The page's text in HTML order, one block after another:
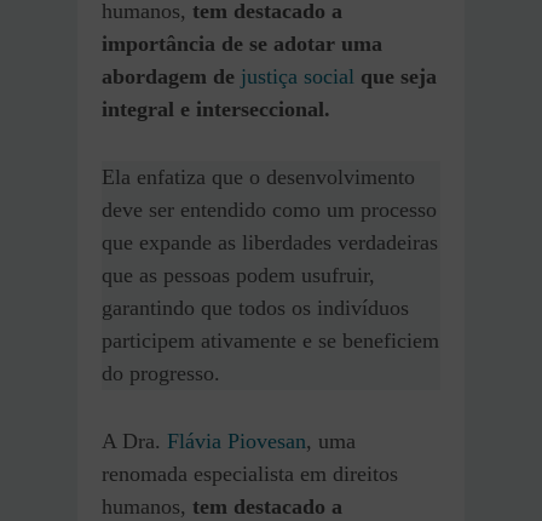
humanos, tem destacado a
importância de se adotar uma
abordagem de justiça social que seja
integral e interseccional.
Ela enfatiza que o desenvolvimento
deve ser entendido como um processo
que expande as liberdades verdadeiras
que as pessoas podem usufruir,
garantindo que todos os indivíduos
participem ativamente e se beneficiem
do progresso.
A Dra. Flávia Piovesan, uma
renomada especialista em direitos
humanos, tem destacado a